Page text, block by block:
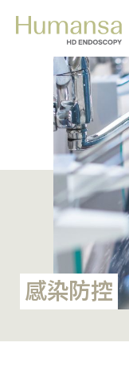
EN 繁體 简体
我们的服务
最新消息
常见问题
联络我们
感染防控